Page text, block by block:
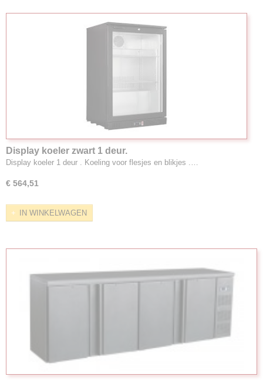
Display koeler zwart 1 deur.
Display koeler 1 deur . Koeling voor flesjes en blikjes .…
€ 564,51
IN WINKELWAGEN